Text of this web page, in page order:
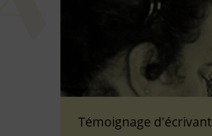
Témoignage d'écrivant